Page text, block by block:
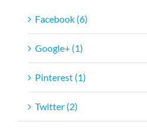
Facebook (6)
Google+ (1)
Pinterest (1)
Twitter (2)